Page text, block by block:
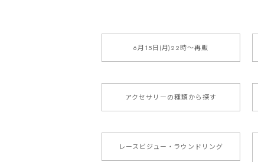
6月15日(月)22時〜再販
アクセサリーの種類から探す
レースビジュー・ラウンドリング